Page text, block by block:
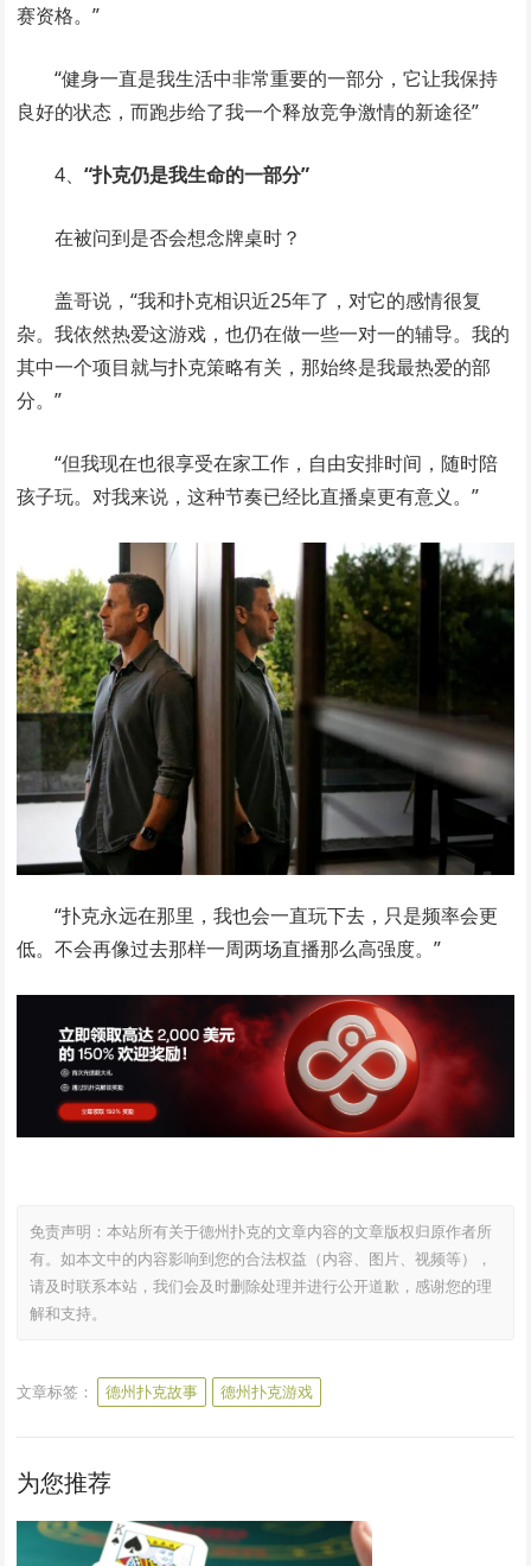
赛资格。”
“健身一直是我生活中非常重要的一部分，它让我保持
良好的状态，而跑步给了我一个释放竞争激情的新途径”
4、“扑克仍是我生命的一部分”
在被问到是否会想念牌桌时？
盖哥说，“我和扑克相识近25年了，对它的感情很复
杂。我依然热爱这游戏，也仍在做一些一对一的辅导。我的
其中一个项目就与扑克策略有关，那始终是我最热爱的部
分。”
“但我现在也很享受在家工作，自由安排时间，随时陪
孩子玩。对我来说，这种节奏已经比直播桌更有意义。”
“扑克永远在那里，我也会一直玩下去，只是频率会更
低。不会再像过去那样一周两场直播那么高强度。”
免责声明：本站所有关于德州扑克的文章内容的文章版权归原作者所
有。如本文中的内容影响到您的合法权益（内容、图片、视频等），
请及时联系本站，我们会及时删除处理并进行公开道歉，感谢您的理
解和支持。
文章标签： 德州扑克故事 德州扑克游戏
为您推荐